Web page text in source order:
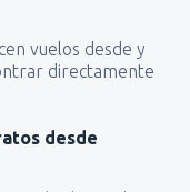
vuelos desde y
directamente
desde